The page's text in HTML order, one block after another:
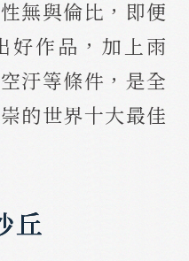
無與倫比，即便
好作品，加上雨
汙等條件，是全
的世界十大最佳
丘